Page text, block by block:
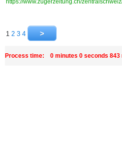
https://www.zugerzeitung.ch/
1 2 3 4
Process time: 0 minutes 0 seconds 843